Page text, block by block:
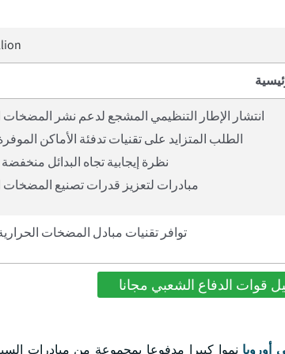
انتشار الإطار التنظيمي المشجع لدعم نشر المضخات
الطلب المتزايد على تقنيات تدفئة الأماكن
نظرة إيجابية تجاه البدائل
مبادرات لتعزيز قدرات تصنيع المضخات
توافر تقنيات مبادل المضخات
قوات الدفاع الشعبي مجانا
أوروبا نموا كبيرا مدفوعا بمجموعة من مبادرات